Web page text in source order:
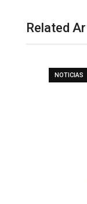
Related
NOTICIAS